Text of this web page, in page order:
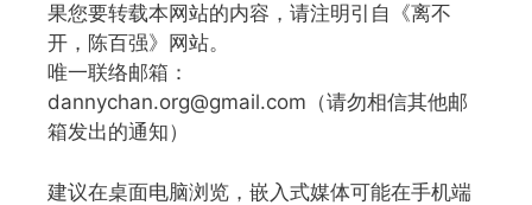
果您要转载本网站的内容，请注明引自《离不
开，陈百强》网站。
唯一联络邮箱：
dannychan.org@gmail.com（请勿相信其他邮
箱发出的通知）
建议在桌面电脑浏览，嵌入式媒体可能在手机端